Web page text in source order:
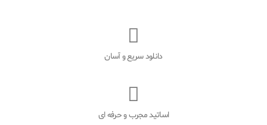
دانلود سریع و آسان
اساتید مجرب و حرفه ای